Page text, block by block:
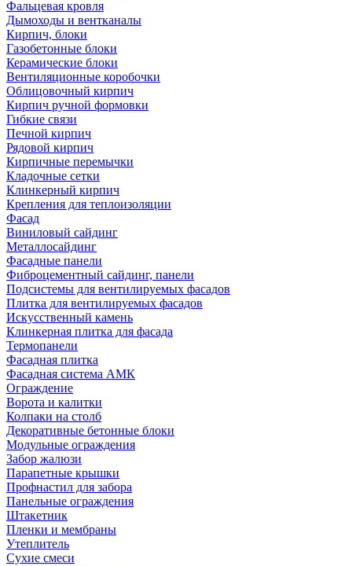
Фальцевая кровля
Дымоходы и вентканалы
Кирпич, блоки
Газобетонные блоки
Керамические блоки
Вентиляционные коробочки
Облицовочный кирпич
Кирпич ручной формовки
Гибкие связи
Печной кирпич
Рядовой кирпич
Кирпичные перемычки
Кладочные сетки
Клинкерный кирпич
Крепления для теплоизоляции
Фасад
Виниловый сайдинг
Металлосайдинг
Фасадные панели
Фиброцементный сайдинг, панели
Подсистемы для вентилируемых фасадов
Плитка для вентилируемых фасадов
Искусственный камень
Клинкерная плитка для фасада
Термопанели
Фасадная плитка
Фасадная система АМК
Ограждение
Ворота и калитки
Колпаки на столб
Декоративные бетонные блоки
Модульные ограждения
Забор жалюзи
Парапетные крышки
Профнастил для забора
Панельные ограждения
Штакетник
Пленки и мембраны
Утеплитель
Сухие смеси